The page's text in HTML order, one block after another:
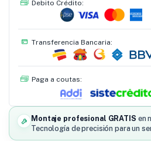
Debito Crédito:
Transferencia Bancaria:
Paga a coutas:
Montaje profesional GRATIS en
Tecnología de precisión para un